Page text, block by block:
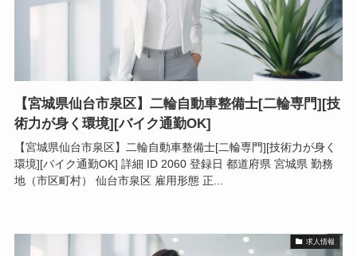
【宮城県仙台市泉区】二輪自動車整備士[二輪専門][技
術力が身く環境][バイク通勤OK]
【宮城県仙台市泉区】二輪自動車整備士[二輪専門][技術力が身く
環境][バイク通勤OK] 詳細 ID 2060 登録日 都道府県 宮城県 勤務
地（市区町村） 仙台市泉区 雇用形態 正...
求人情報